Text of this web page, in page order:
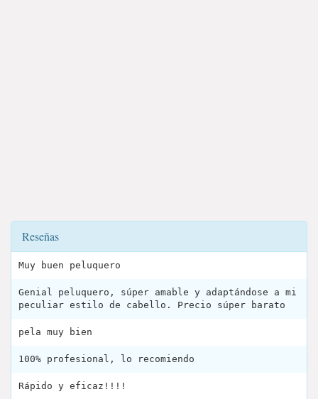
Reseñas
Muy buen peluquero
Genial peluquero, súper amable y adaptándose a mi
peculiar estilo de cabello. Precio súper barato
pela muy bien
100% profesional, lo recomiendo
Rápido y eficaz!!!!